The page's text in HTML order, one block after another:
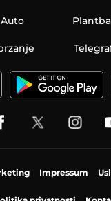
Auto
Impressum